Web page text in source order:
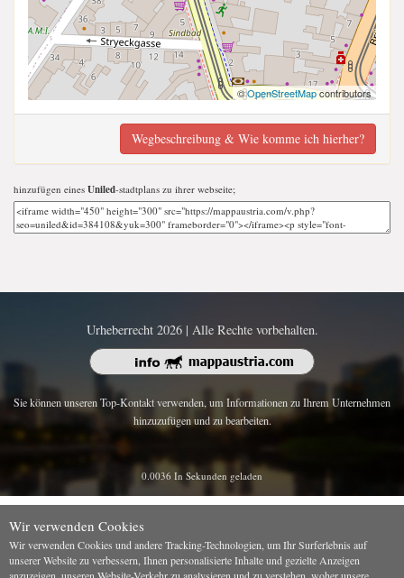
©OpenStreetMapcontributors
Wegbeschreibung & Wie komme ich hierher?
hinzufügen eines Uniled-stadtplans zu ihrer webseite;
Urheberrecht 2026 | Alle Rechte vorbehalten.
Sie können unseren Top-Kontakt verwenden, um Informationen zu Ihrem Unternehmen
hinzuzufügen und zu bearbeiten.
0.0036 In Sekunden geladen
Wir verwenden Cookies
Wir verwenden Cookies und andere Tracking-Technologien, um Ihr Surferlebnis auf
unserer Website zu verbessern, Ihnen personalisierte Inhalte und gezielte Anzeigen
anzuzeigen, unseren Website-Verkehr zu analysieren und zu verstehen, woher unsere